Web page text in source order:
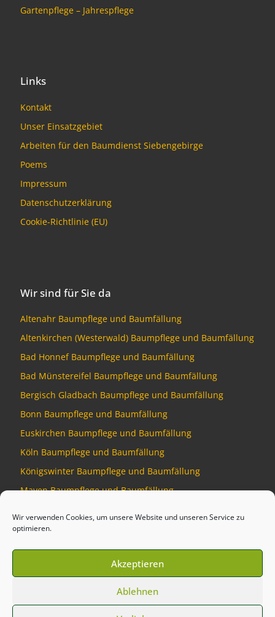
Wir verwenden Cookies, um unsere Website und unseren Service zu
optimieren.
Akzeptieren
Ablehnen
Gartenpflege – Jahrespflege
Links
Kontakt
Unser Einsatzgebiet
Arbeiten für den Baumdienst Siebengebirge
Poems
Impressum
Datenschutzerklärung
Cookie-Richtlinie (EU)
Wir sind für Sie da
Altenahr Baumpflege und Baumfällung
Altenkirchen (Westerwald) Baumpflege und Baumfällung
Bad Honnef Baumpflege und Baumfällung
Bad Münstereifel Baumpflege und Baumfällung
Bergisch Gladbach Baumpflege und Baumfällung
Bonn Baumpflege und Baumfällung
Euskirchen Baumpflege und Baumfällung
Köln Baumpflege und Baumfällung
Königswinter Baumpflege und Baumfällung
Mayen Baumpflege und Baumfällung
Baumdienst Siebengebirge
Developed by Talking Pixel